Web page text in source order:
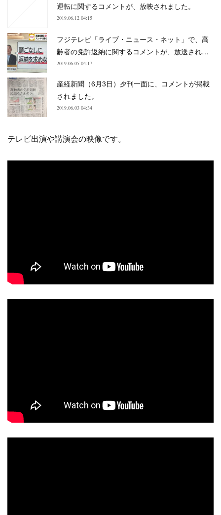
運転に関するコメントが、放映されました。
2019.06.12 04:15
フジテレビ「ライブ・ニュース・ネット」で、高
齢者の免許返納に関するコメントが、放送され…
2019.06.05 04:17
産経新聞（6月3日）夕刊一面に、コメントが掲載
されました。
2019.06.03 04:34
テレビ出演や講演会の映像です。